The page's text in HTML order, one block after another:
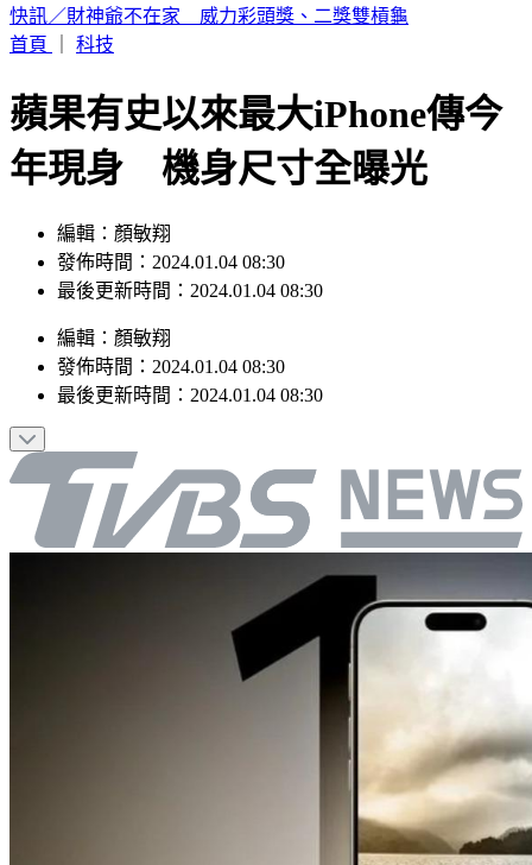
中國出入境新規將上路 陸委會曝「這類人」最危險
首頁
科技
蘋果有史以來最大iPhone傳今
年現身 機身尺寸全曝光
編輯：顏敏翔
發佈時間：2024.01.04 08:30
最後更新時間：2024.01.04 08:30
編輯 ： 顏敏翔
發佈時間： 2024.01.04 08:30
最後更新時間： 2024.01.04 08:30